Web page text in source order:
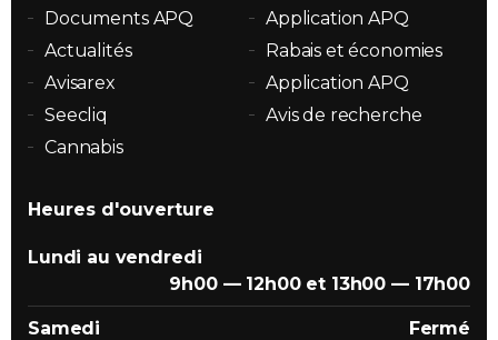
Documents APQ
Application APQ
Actualités
Rabais et économies
Avisarex
Application APQ
Seecliq
Avis de recherche
Cannabis
Heures d'ouverture
Lundi au vendredi
9h00 — 12h00 et 13h00 — 17h00
Samedi Fermé